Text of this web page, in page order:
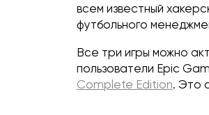
всем известный
футбольного
Все три игры можно
пользователи Epic
Complete Edition. Это